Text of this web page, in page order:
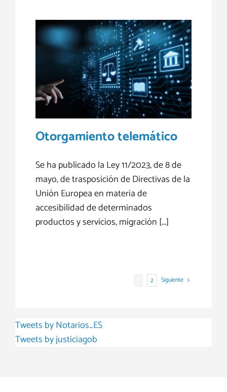
Otorgamiento telemático
Se ha publicado la Ley 11/2023, de 8 de
mayo, de trasposición de Directivas de la
Unión Europea en materia de
accesibilidad de determinados
productos y servicios, migración [...]
2 Siguiente
Tweets by Notarios_ES
Tweets by justiciagob